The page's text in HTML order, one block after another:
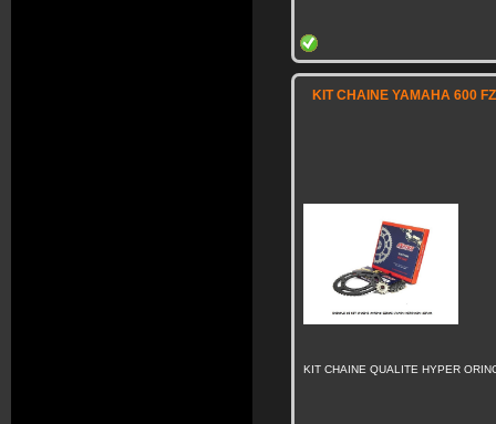
KIT CHAINE YAMAHA 600
KIT CHAINE QUALITE HYPER